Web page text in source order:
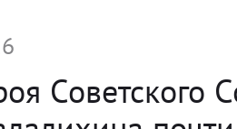
Советского